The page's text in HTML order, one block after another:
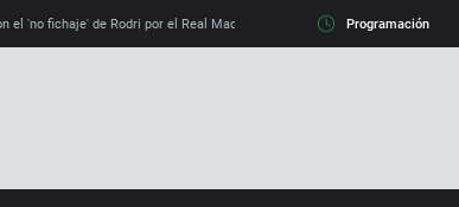
el 'no fichaje' de Rodri por el Real Madrid y su 'sí' al Barça La llamada
Programación